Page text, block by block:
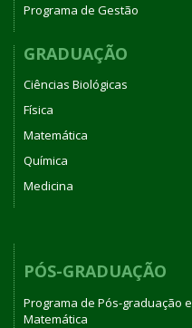
Programa de Gestão
GRADUAÇÃO
Ciências Biológicas
Física
Matemática
Química
Medicina
PÓS-GRADUAÇÃO
Programa de Pós-graduação
Matemática